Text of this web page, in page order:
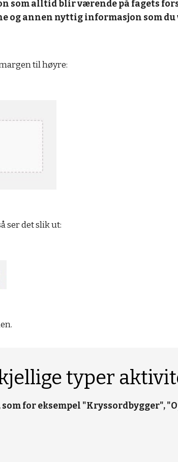
som alltid blir værende på fagets
annen nyttig informasjon som du
til høyre:
ser det slik ut:
typer
for eksempel "Kryssordbygger",